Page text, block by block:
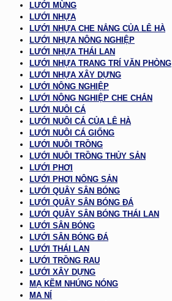
LƯỚI MÙNG
LƯỚI NHỰA
LƯỚI NHỰA CHE NẮNG CỦA LÊ HÀ
LƯỚI NHỰA NÔNG NGHIỆP
LƯỚI NHỰA THÁI LAN
LƯỚI NHỰA TRANG TRÍ VĂN PHÒNG
LƯỚI NHỰA XÂY DỰNG
LƯỚI NÔNG NGHIỆP
LƯỚI NÔNG NGHIỆP CHE CHẮN
LƯỚI NUÔI CÁ
LƯỚI NUÔI CÁ CỦA LÊ HÀ
LƯỚI NUÔI CÁ GIỐNG
LƯỚI NUÔI TRỒNG
LƯỚI NUÔI TRỒNG THỦY SẢN
LƯỚI PHƠI
LƯỚI PHƠI NÔNG SẢN
LƯỚI QUÂY SÂN BÓNG
LƯỚI QUÂY SÂN BÓNG ĐÁ
LƯỚI QUÂY SÂN BÓNG THÁI LAN
LƯỚI SÂN BÓNG
LƯỚI SÂN BÓNG ĐÁ
LƯỚI THÁI LAN
LƯỚI TRỒNG RAU
LƯỚI XÂY DỰNG
MẠ KẼM NHÚNG NÓNG
MA NÍ